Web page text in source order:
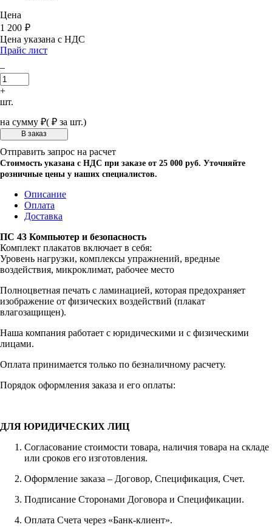
Цена
1 200 ₽
Цена указана с НДС
Прайс лист
–
+
шт.
на сумму ₽( ₽ за шт.)
Отправить запрос на расчет
Стоимость указана с НДС при заказе от 25 000 руб. Уточняйте
розничные цены у наших специалистов.
Описание
Оплата
Доставка
ПС 43 Компьютер и безопасность
Комплект плакатов включает в себя:
Уровень нагрузки, комплексы упражнений, вредные
воздействия, микроклимат, рабочее место
Полноцветная печать с ламинацией, которая предохраняет
изображение от физических воздействий (плакат
влагозащищен).
Наша компания работает с юридическими и с физическими
лицами.
Оплата принимается только по безналичному расчету.
Порядок оформления заказа и его оплаты:
ДЛЯ ЮРИДИЧЕСКИХ ЛИЦ
Согласование стоимости товара, наличия товара на складе
или сроков его изготовления.
Оформление заказа – Договор, Спецификация, Счет.
Подписание Сторонами Договора и Спецификации.
Оплата Счета через «Банк-клиент».